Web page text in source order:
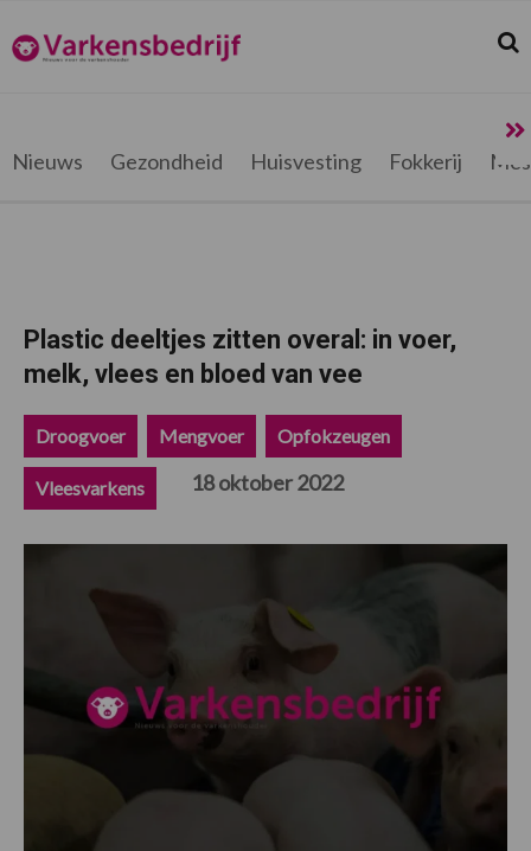
de
hoofdnavigatie
de
hoofd
de
eerste
de
voettekst
Varkensbedrijf.be
Nieuws Gezondheid Huisvesting Fokkerij
Plastic deeltjes zitten overal: in voer,
melk, vlees en bloed van vee
Droogvoer Mengvoer Opfokzeugen
Vleesvarkens 18 oktober 2022